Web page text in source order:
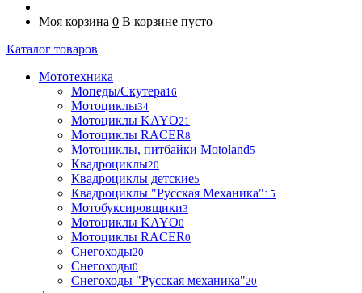
Моя корзина 0 В корзине пусто
Каталог товаров
Мототехника
Мопеды/Скутера16
Мотоциклы34
Мотоциклы KAYO21
Мотоциклы RACER8
Мотоциклы, питбайки Motoland5
Квадроциклы20
Квадроциклы детские5
Квадроциклы "Русская Механика"15
Мотобуксировщики3
Мотоциклы KAYO0
Мотоциклы RACER0
Снегоходы20
Снегоходы0
Снегоходы "Русская механика"20